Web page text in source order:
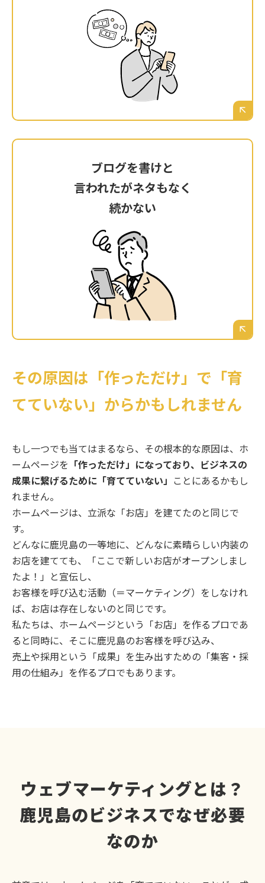
勇気を出してリスティング広告にお金を使って
みた。クリックはされるものの、お問い合わせ
や売上には全く繋がらず、ただ広告費だけが消
ブログを書けと
言われたがネタもなく
続かない
ブログを書けと
言われたがネタもなく
続かない
制作会社に「ブログを更新してください」と言
われたが、具体的に何を書けば鹿児島の顧客に
響くのか分からず、数記事書いたきり完全に放
置してしまっている。
その原因は「作っただけ」で「育
てていない」からかもしれません
もし一つでも当てはまるなら、その根本的な原因は、ホ
ームページを 「作っただけ」になっており、ビジネスの
成果に繋げるために「育てていない」 ことにあるかもし
れません。
ホームページは、立派な「お店」を建てたのと同じで
す。
どんなに鹿児島の一等地に、どんなに素晴らしい内装の
お店を建てても、「ここで新しいお店がオープンしまし
たよ！」と宣伝し、
お客様を呼び込む活動（＝マーケティング）をしなけれ
ば、お店は存在しないのと同じです。
私たちは、ホームページという「お店」を作るプロであ
ると同時に、そこに鹿児島のお客様を呼び込み、
売上や採用という「成果」を生み出すための「集客・採
用の仕組み」を作るプロでもあります。
ウェブマーケティングとは？
鹿児島のビジネスでなぜ必要
なのか